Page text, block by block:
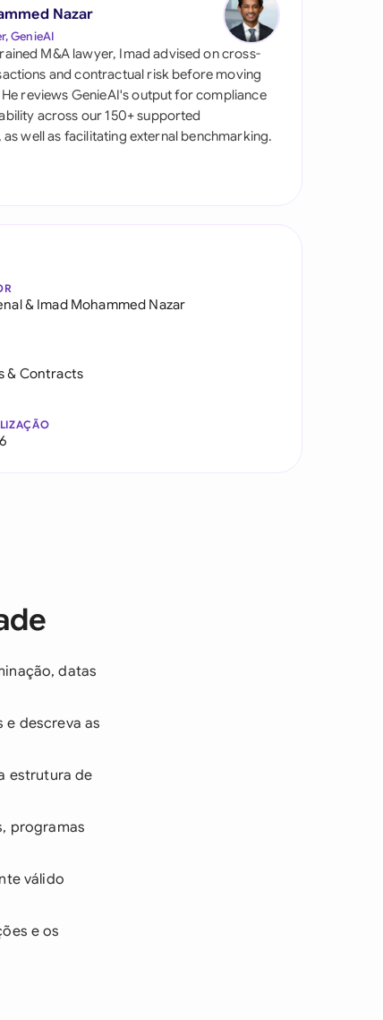
Nazar
GenieAI
M&A lawyer, Imad advised on cross-
and contractual risk before moving
He reviews GenieAI's output for compliance
across our 150+ supported
as well as facilitating external benchmarking.
& Imad Mohammed Nazar
& Contracts
datas
descreva as
estrutura de
programas
válido
e os